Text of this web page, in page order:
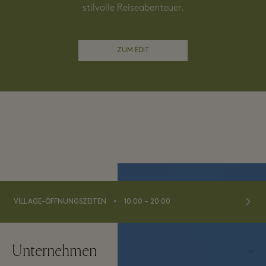
stilvolle Reiseabenteuer.
ZUM EDIT
VILLAGE-ÖFFNUNGSZEITEN ⬩ 10:00 – 20:00
Unternehmen